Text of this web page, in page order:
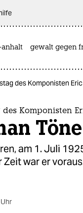
anhalt gewalt gegen
des Komponisten
des Komponisten
am 1. Juli
Zeit war er